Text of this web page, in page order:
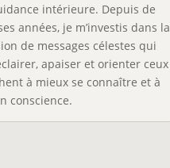
intérieure. Depuis de
années, je m’investis dans la
de messages célestes qui
apaiser et orienter ceux
à mieux se connaître et à
conscience.